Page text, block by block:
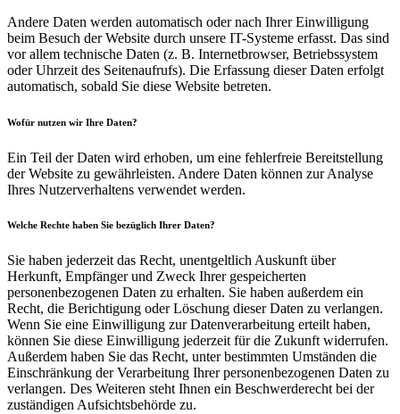
Andere Daten werden automatisch oder nach Ihrer Einwilligung
beim Besuch der Website durch unsere IT-Systeme erfasst. Das sind
vor allem technische Daten (z. B. Internetbrowser, Betriebssystem
oder Uhrzeit des Seitenaufrufs). Die Erfassung dieser Daten erfolgt
automatisch, sobald Sie diese Website betreten.
Wofür nutzen wir Ihre Daten?
Ein Teil der Daten wird erhoben, um eine fehlerfreie Bereitstellung
der Website zu gewährleisten. Andere Daten können zur Analyse
Ihres Nutzerverhaltens verwendet werden.
Welche Rechte haben Sie bezüglich Ihrer Daten?
Sie haben jederzeit das Recht, unentgeltlich Auskunft über
Herkunft, Empfänger und Zweck Ihrer gespeicherten
personenbezogenen Daten zu erhalten. Sie haben außerdem ein
Recht, die Berichtigung oder Löschung dieser Daten zu verlangen.
Wenn Sie eine Einwilligung zur Datenverarbeitung erteilt haben,
können Sie diese Einwilligung jederzeit für die Zukunft widerrufen.
Außerdem haben Sie das Recht, unter bestimmten Umständen die
Einschränkung der Verarbeitung Ihrer personenbezogenen Daten zu
verlangen. Des Weiteren steht Ihnen ein Beschwerderecht bei der
zuständigen Aufsichtsbehörde zu.